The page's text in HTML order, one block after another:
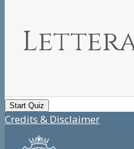
Credits & Disclaimer